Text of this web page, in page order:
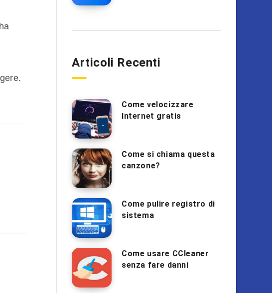
Articoli Recenti
Come velocizzare
Internet gratis
Come si chiama questa
canzone?
Come pulire registro di
sistema
Come usare CCleaner
senza fare danni